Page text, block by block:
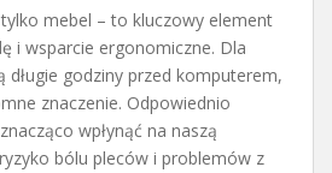
mebel – to kluczowy element
i wsparcie ergonomiczne. Dla
długie godziny przed komputerem,
znaczenie. Odpowiednio
wpłynąć na naszą
bólu pleców i problemów z